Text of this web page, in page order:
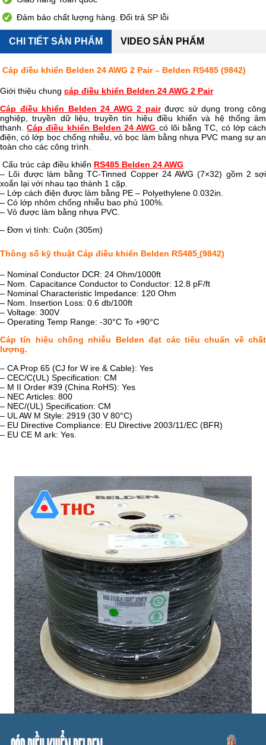
Đảm bảo chất lượng hàng. Đổi trả SP lỗi
CHI TIẾT SẢN PHẨM VIDEO SẢN PHẨM
Cáp điều khiển Belden 24 AWG 2 Pair – Belden RS485 (9842)
Giới thiệu chung cáp điều khiển Belden 24 AWG 2 Pair
Cáp điều khiển Belden 24 AWG 2 pairđược sử dụng trong công
nghiệp, truyền dữ liệu, truyền tín hiệu điều khiển và hệ thống âm
thanh.Cáp điều khiển Belden 24 AWG có lõi bằng TC, có lớp cách
điện, có lớp bọc chống nhiễu, vỏ bọc làm bằng nhựa PVC mang sự an
toàn cho các công trình.
Cấu trúc cáp điều khiển RS485 Belden 24 AWG
– Lõi được làm bằng TC-Tinned Copper 24 AWG (7×32) gồm 2 sợi
xoắn lại với nhau tạo thành 1 cặp.
– Lớp cách điện được làm bằng PE – Polyethylene 0.032in.
– Có lớp nhôm chống nhiễu bao phủ 100%.
– Vỏ được làm bằng nhựa PVC.
– Đơn vị tính: Cuộn (305m)
Thông số kỹ thuật Cáp điều khiển Belden RS485 (9842)
– Nominal Conductor DCR: 24 Ohm/1000ft
– Nom. Capacitance Conductor to Conductor: 12.8 pF/ft
– Nominal Characteristic Impedance: 120 Ohm
– Nom. Insertion Loss: 0.6 db/100ft
– Voltage: 300V
– Operating Temp Range: -30°C To +90°C
Cáp tín hiệu chống nhiễu Belden đạt các tiêu chuẩn về chất
lượng.
– CA Prop 65 (CJ for W ire & Cable): Yes
– CEC/C(UL) Specification: CM
– M II Order #39 (China RoHS): Yes
– NEC Articles: 800
– NEC/(UL) Specification: CM
– UL AW M Style: 2919 (30 V 80°C)
– EU Directive Compliance: EU Directive 2003/11/EC (BFR)
– EU CE M ark: Yes.